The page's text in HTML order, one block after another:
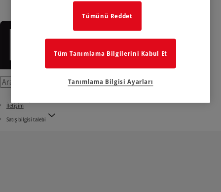
İletişim
Satış bilgisi talebi
Tümünü Reddet
Tüm Tanımlama Bilgilerini Kabul Et
Tanımlama Bilgisi Ayarları